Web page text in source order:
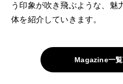
う印象が吹き飛ぶような、魅
体を紹介していきます。
Magazine一